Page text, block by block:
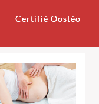
Certifié Oostéo